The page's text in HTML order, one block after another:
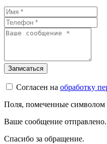
Согласен на обработку
Поля, помеченные символом
Ваше сообщение отправлено.
Спасибо за обращение.